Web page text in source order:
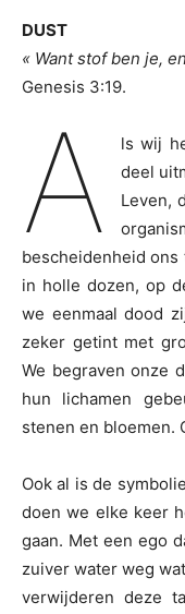
DUST
« Want stof ben je,
Genesis 3:19.
A
ls wij
deel
Leven,
bescheidenheid
in holle dozen, op
we eenmaal dood
zeker getint met
We begraven onze
hun lichamen
stenen en bloemen.
Ook al is de
doen we elke keer
gaan. Met een ego
zuiver water weg
verwijderen deze